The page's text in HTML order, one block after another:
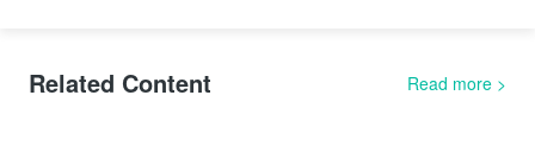
Related Content Read more >